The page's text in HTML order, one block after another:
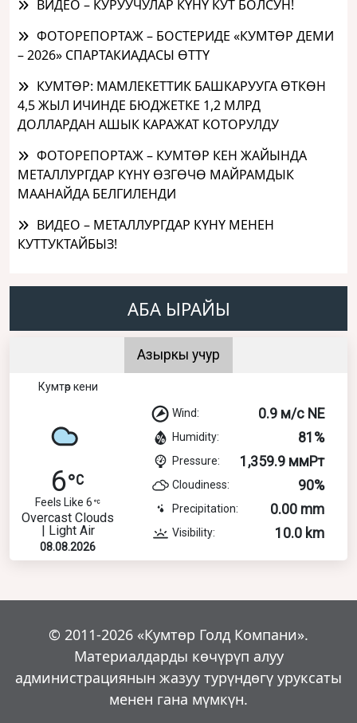
ВИДЕО – КУРУУЧУЛАР КҮНҮ КУТ БОЛСУН!
ФОТОРЕПОРТАЖ – БОСТЕРИДЕ «КУМТӨР ДЕМИ
– 2026» СПАРТАКИАДАСЫ ӨТТҮ
КУМТӨР: МАМЛЕКЕТТИК БАШКАРУУГА ӨТКӨН
4,5 ЖЫЛ ИЧИНДЕ БЮДЖЕТКЕ 1,2 МЛРД
ДОЛЛАРДАН АШЫК КАРАЖАТ КОТОРУЛДУ
ФОТОРЕПОРТАЖ – КУМТӨР КЕН ЖАЙЫНДА
МЕТАЛЛУРГДАР КҮНҮ ӨЗГӨЧӨ МАЙРАМДЫК
МААНАЙДА БЕЛГИЛЕНДИ
ВИДЕО – МЕТАЛЛУРГДАР КҮНҮ МЕНЕН
КУТТУКТАЙБЫЗ!
АБА ЫРАЙЫ
Азыркы учур
Кумтөр кени
6
Feels Like 6
Overcast Clouds
| Light Air
08.08.2026
Wind: 0.9 м/с NE
Humidity: 81%
Pressure: 1,359.9 ммРт
Cloudiness: 90%
Precipitation: 0.00 mm
Visibility: 10.0 km
© 2011-2026 «Кумтөр Голд Компани».
Материалдарды көчүрүп алуу
администрациянын жазуу турүндөгү уруксаты
менен гана мүмкүн.